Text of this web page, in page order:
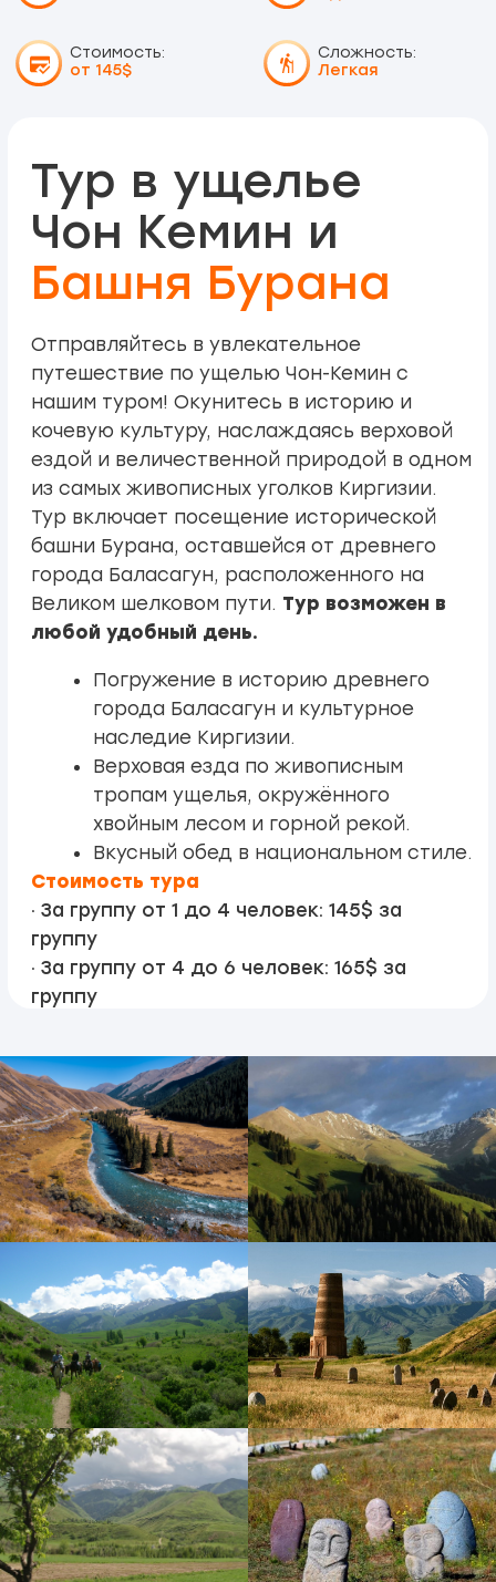
путешествие по ущелью Чон-Кемин с
кочевую культуру, наслаждаясь верховой
ездой и величественной природой в одном
Великом шелковом пути. Тур возможен в
любой удобный день.
Погружение в историю древнего
города Баласагун и культурное
наследие Киргизии.
Верховая езда по живописным
тропам ущелья, окружённого
хвойным лесом и горной рекой.
Вкусный обед в национальном стиле.
Стоимость тура
· За группу от 1 до 4 человек: 145$ за
группу
· За группу от 4 до 6 человек: 165$ за
группу
Программа
тура